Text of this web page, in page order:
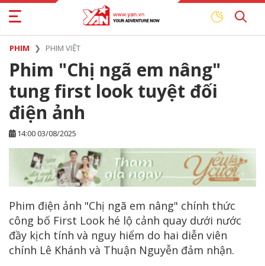
PHIM PHIM VIỆT
Phim "Chị ngã em nâng"
tung first look tuyệt đối
điện ảnh
14:00 03/08/2025
Phim điện ảnh "Chị ngã em nâng" chính thức
công bố First Look hé lộ cảnh quay dưới nước
đầy kịch tính và nguy hiểm do hai diễn viên
chính Lê Khánh và Thuận Nguyễn đảm nhận.